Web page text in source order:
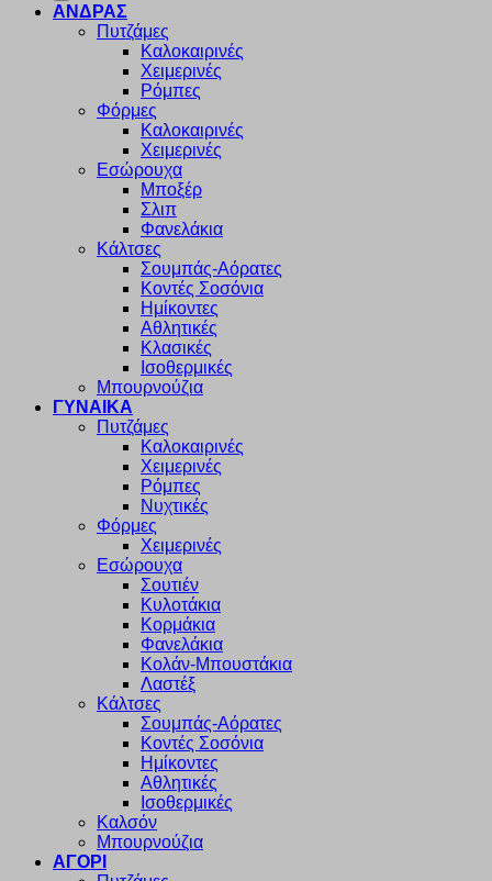
ΑΝΔΡΑΣ
Πυτζάμες
Καλοκαιρινές
Χειμερινές
Ρόμπες
Φόρμες
Καλοκαιρινές
Χειμερινές
Εσώρουχα
Μποξέρ
Σλιπ
Φανελάκια
Κάλτσες
Σουμπάς-Αόρατες
Κοντές Σοσόνια
Ημίκοντες
Αθλητικές
Κλασικές
Ισοθερμικές
Μπουρνούζια
ΓΥΝΑΙΚΑ
Πυτζάμες
Καλοκαιρινές
Χειμερινές
Ρόμπες
Νυχτικές
Φόρμες
Χειμερινές
Εσώρουχα
Σουτιέν
Κυλοτάκια
Κορμάκια
Φανελάκια
Κολάν-Μπουστάκια
Λαστέξ
Κάλτσες
Σουμπάς-Αόρατες
Κοντές Σοσόνια
Ημίκοντες
Αθλητικές
Ισοθερμικές
Καλσόν
Μπουρνούζια
ΑΓΟΡΙ